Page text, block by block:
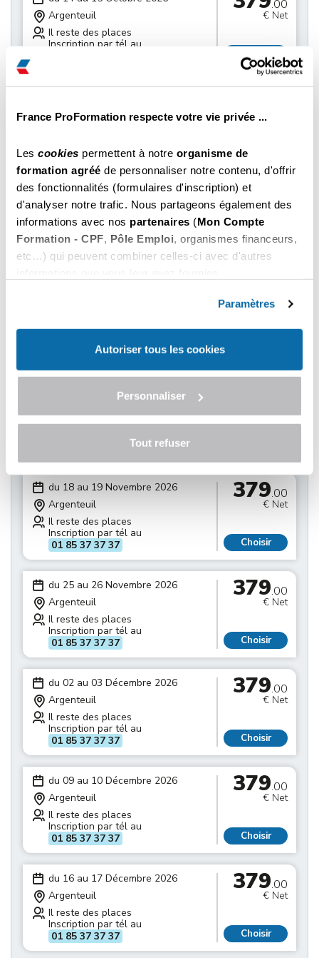
France ProFormation respecte votre vie privée ...
Les cookies permettent à notre organisme de
formation agréé de personnaliser notre contenu, d'offrir
des fonctionnalités (formulaires d'inscription) et
d'analyser notre trafic. Nous partageons également des
informations avec nos partenaires (Mon Compte
Formation - CPF, Pôle Emploi, organismes financeurs,
etc…) qui peuvent combiner celles-ci avec d'autres
Autoriser tous les cookies", vous
Paramètres
Autoriser tous les cookies
Personnaliser
Tout refuser
Argenteuil
Il reste des places
Inscription par tél au
.00
€ Net
Choisir
Argenteuil
01 85 37 37 37
Choisir
du 28 au 29 Octobre 2026
Argenteuil
Il reste des places
Inscription par tél au
01 85 37 37 37
379 .00
€ Net
Il reste des places
01 85 37 37 37
379.00
€ Net
du 11 au 12 Novembre 2026
Il reste des places
du 18 au 19 Novembre 2026
Argenteuil
Il reste des places
Inscription par tél au
01 85 37 37 37
379.00
€ Net
Choisir
du 25 au 26 Novembre 2026
Argenteuil
Il reste des places
Inscription par tél au
01 85 37 37 37
379.00
€ Net
Choisir
du 02 au 03 Décembre 2026
Argenteuil
Il reste des places
Inscription par tél au
01 85 37 37 37
379.00
€ Net
Choisir
du 09 au 10 Décembre 2026
Argenteuil
Il reste des places
Inscription par tél au
01 85 37 37 37
379.00
€ Net
Choisir
du 16 au 17 Décembre 2026
Argenteuil
Il reste des places
Inscription par tél au
01 85 37 37 37
379.00
€ Net
Choisir